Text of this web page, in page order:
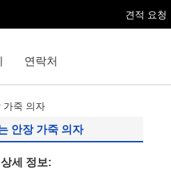
견적 요청
연락처
가죽 의자
안장 가죽 의자
세 정보: